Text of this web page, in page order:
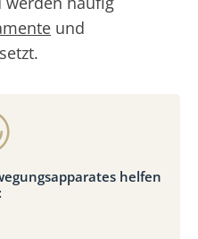
und
helfen